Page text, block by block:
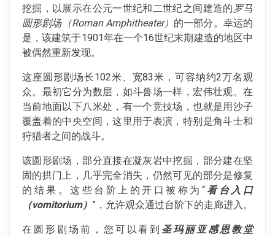
挖掘，以展示在公元一世纪和二世纪之间建造的 罗马
圆形剧场（Roman Amphitheater） 的一部分。幸运的
是，该建筑于1901年在一个16世纪末期建造的地区中
被偶然重新发现。
这座圆形剧场长102米、宽83米，可容纳约2万名观
众。最初它分为数层，如斗兽场一样，宏伟壮观。在
当前地面以下八米处，有一个竞技场，也就是用沙子
覆盖着的中央空间，这里用于表演，特别是角斗士和
狩猎者之间的战斗。
该圆形剧场，部分直接在凝灰岩中挖掘，部分建在坚
固的拱门上，几乎完全消失，仍然可见的部分是修复
的结果。这些台阶上的开口被称为“看台入口
（vomitorium） ”，允许观众通过台阶下的走廊进入。
在圆形剧场前，您可以看到 圣玛丽亚感恩教堂